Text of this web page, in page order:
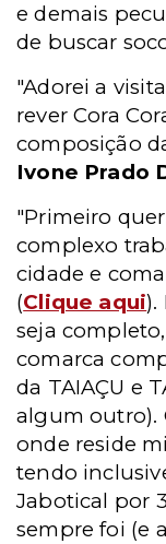
e demais
de buscar
"Adorei a
rever Cora
composição
Ivone Prado
"Primeiro
complexo
cidade e
(Clique aqui).
seja
comarca
da TAIAÇU e
algum outro).
onde reside
tendo
Jabotical por
sempre foi (e